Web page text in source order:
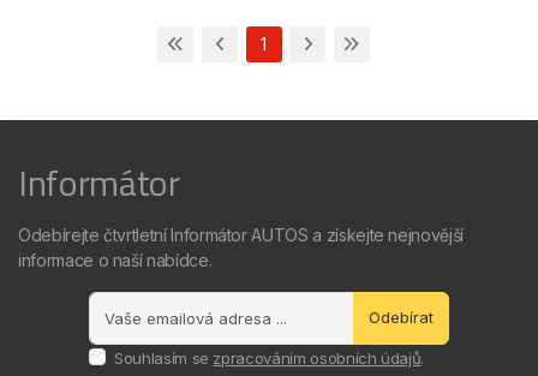
1
Informátor
Odebírejte čtvrtletní Informátor AUTOS a získejte nejnovější
informace o naší nabídce.
Odebírat
Souhlasím se zpracováním osobních údajů.